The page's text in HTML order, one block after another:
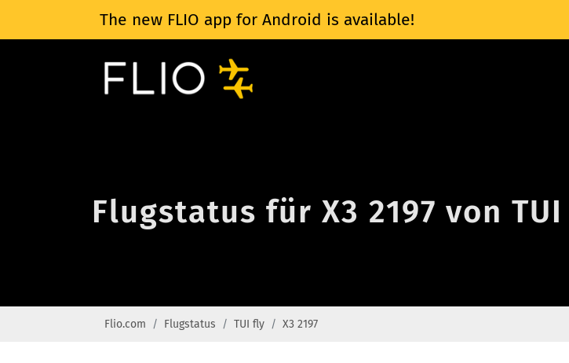
The new FLIO app for Android is available!
Flugstatus für X3 2197 von
Flio.com Flugstatus TUI fly X3 2197